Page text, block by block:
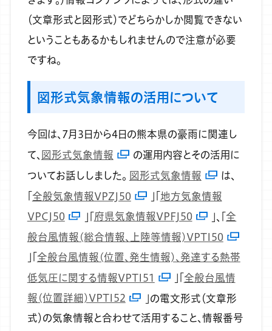
（文章形式と図形式）でどちらかしか閲覧できない
ということもあるかもしれませんので注意が必要
ですね。
図形式気象情報の活用について
今回は、7月3日から4日の熊本県の豪雨に関連し
て、 図形式気象情報
の運用内容とその活用に
ついてお話ししました。 図形式気象情報
は、
「全般気象情報VPZJ50 」「地方気象情報
VPCJ50
」「府県気象情報VPFJ50 」、「全
般台風情報(総合情報、上陸等情報)VPTI50
」「 全般台風情報(位置、発生情報)、発達する熱帯
低気圧に関する情報VPTI51
」「全般台風情
報(位置詳細)VPTI52
」の電文形式（文章形
式）の気象情報と合わせて活用すること、情報番号